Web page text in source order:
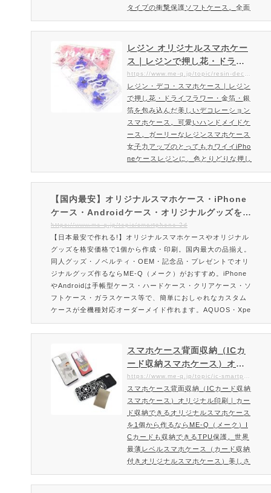
タイプの衝撃保護ソフトケース。全面
が柔らかいTPUタイプのソフトケース
柔軟度高い全面ソフトケースをオリジ
ナルデザインで作成できるME-Q（メ
ーク）ME-Q（メーク）ではデザイン
ソフトをお持ちでない方でも当サイト
レーターをご用意。あなたのスマホか
らでもデザインできちゃいます。今
人…
レジン オリジナルスマホケー
ス｜レジンで押し花・ドライ
フラワー・金箔・銀箔を包み
込んだ美しいデコレーション
スマホケース。オーダーメイ
ドスマホケースの印刷・プリ
ントならME-Q（メーク）
レジン・デコ・スマホケース｜レジン
で押し花・ドライフラワー・金箔・銀
箔を包み込んだ美しいデコレーション
スマホケース。可愛いハンドメイドケ
ース。ガーリーなレジンスマホケース
女子力アップのとってもカワイイiPho
neケースレジンに、色とりどりな押し
花・ドライフラワー・金箔・銀箔など
かわいい素材を詰め込んだナチュラル
なスマホケースです。ハンドメイド感
がある個性的なスマホケースに仕上が
ります。レジンスマホケースを作成・
料金はこちらレジンスマホケースの特
徴色とりどりのドライ…
【国内最安】オリジナルスマホケース・iPhone
ケース・Androidケース・オリジナルグッズを1
個から格安作成｜作り方も簡単で安い！オーダー
メイドで即日お届けできるME-Q（メーク）
https://www.me-q.jp/topic/smartphone-3d
【日本最安で作れる!】オリジナルスマホケースやオリジナル
グッズを格安価格で1個から作成・印刷。国内最大の品揃え。
同人グッズ・ノベルティ・OEM・記念品・プレゼントでオリ
ジナルグッズ作るならME-Q（メーク）がおすすめ。iPhone
やAndroidは手帳型ケース・ハードケース・クリアケース・ソ
フトケース・ガラスケース等で、簡単におしゃれなカスタム
ケースが全機種対応オーダーメイド作れます。AQUOS・Xpe
ria・Galaxy・Google Pixel・ARROWS・HUAWEI・OPP
O・Android Oneなど充実。
スマホケース背面収納（ICカ
ード収納スマホケース）オリ
ジナル印刷｜カード収納でき
るオリジナルスマホケースを1
個から作るならME-Q（メー
ク）
スマホケース背面収納（ICカード収納
スマホケース）オリジナル印刷｜カー
ド収納できるオリジナルスマホケース
を1個から作るならME-Q（メーク）I
Cカードも収納できるTPU保護。世界
最薄レベルスマホケース（カード収納
付きオリジナルスマホケース）美しさ
と機能を兼ね備えたスマホケース。こ
の光沢感！業界最高峰の熱転写印刷で